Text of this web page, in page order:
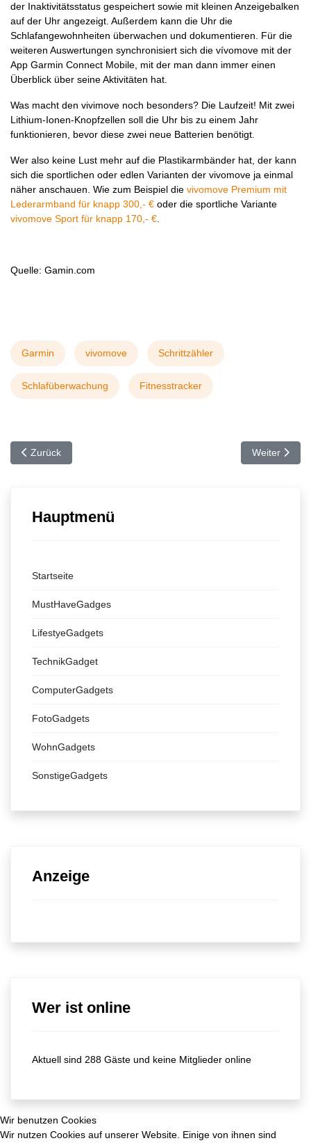
der Inaktivitätsstatus gespeichert sowie mit kleinen Anzeigebalken
auf der Uhr angezeigt. Außerdem kann die Uhr die
Schlafangewohnheiten überwachen und dokumentieren. Für die
weiteren Auswertungen synchronisiert sich die vívomove mit der
App Garmin Connect Mobile, mit der man dann immer einen
Überblick über seine Aktivitäten hat.
Was macht den vivimove noch besonders? Die Laufzeit! Mit zwei
Lithium-Ionen-Knopfzellen soll die Uhr bis zu einem Jahr
funktionieren, bevor diese zwei neue Batterien benötigt.
Wer also keine Lust mehr auf die Plastikarmbänder hat, der kann
sich die sportlichen oder edlen Varianten der vivomove ja einmal
näher anschauen. Wie zum Beispiel die vivomove Premium mit
Lederarmband für knapp 300,- € oder die sportliche Variante
vivomove Sport für knapp 170,- €
Quelle: Gamin.com
Garmin vivomove Schrittzähler
Schlafüberwachung Fitnesstracker
Vorheriger Beitrag: Biermobil - die mobile Lösung für gekühlte
Zurück Nächster
Weiter
Hauptmenü
Startseite
MustHaveGadges
LifestyeGadgets
TechnikGadget
ComputerGadgets
FotoGadgets
WohnGadgets
SonstigeGadgets
Anzeige
Wer ist online
Aktuell sind 288 Gäste und keine Mitglieder online
Wir benutzen Cookies
Wir nutzen Cookies auf unserer Website. Einige von ihnen sind